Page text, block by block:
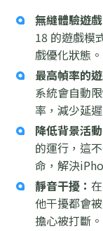
無縫體驗遊戲
18 的遊戲模
戲優化狀態。
最高幀率的
系統會自動
率，減少延
降低背景活動
的運行，這
命，解決
靜音干擾：
他干擾都會
擔心被打斷。